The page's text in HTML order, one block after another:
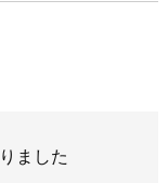
ました